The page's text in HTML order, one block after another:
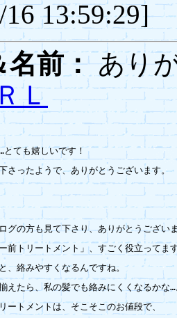
13:59:29]
名前：あり
Ｌ
とても嬉しいです！
さったようで、ありがとうございます。
グの方も見て下さり、ありがとうござい
前トリートメント」、すごく役立ってま
、絡みやすくなるんですね。
えたら、私の髪でも絡みにくくなるかな
ートメントは、そこそこのお値段で、